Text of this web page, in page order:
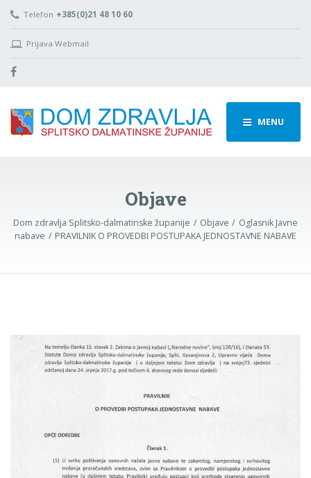
Telefon +385(0)21 48 10 60
Prijava Webmail
MENU
Objave
Dom zdravlja Splitsko-dalmatinske županije Objave
Oglasnik Javne
nabave
PRAVILNIK O PROVEDBI POSTUPAKA JEDNOSTAVNE NABAVE